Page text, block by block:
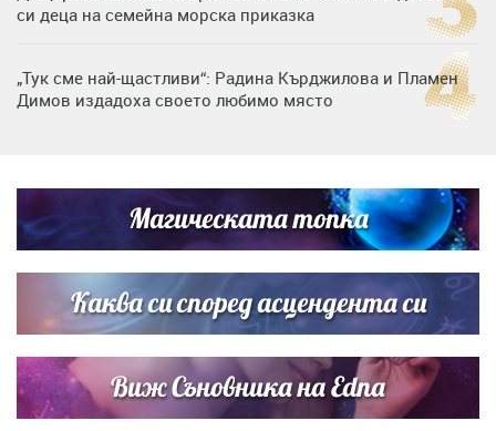
си деца на семейна морска приказка
„Тук сме най-щастливи“: Радина Кърджилова и Пламен
Димов издадоха своето любимо място
Братя Аргирови я изненадаха с песен
Магическата топка
Каква си според асцендента си
Виж Съновника на Edna